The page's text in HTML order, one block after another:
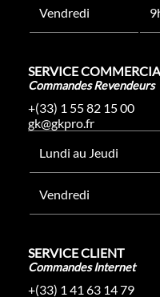
Vendredi
SERVICE
Commandes Revendeurs
+(33) 1 55 82 15 00
gk@gkpro.fr
Lundi au Jeudi
Vendredi
SERVICE CLIENT
Commandes Internet
+(33) 1 41 63 14 79